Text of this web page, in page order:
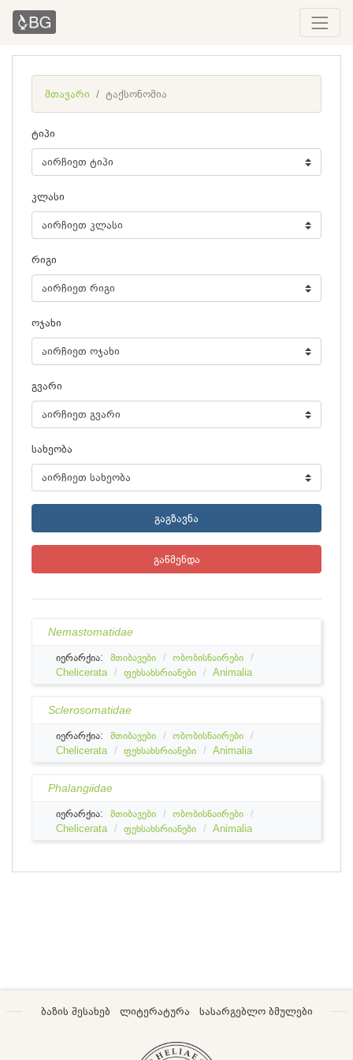
მთავარი ტაქსონომია
ტიპი
კლასი
რიგი
ოჯახი
გვარი
სახეობა
გაგზავნა
გაწმენდა
Nemastomatidae
იერარქია: მთიბავები
ობობისნაირები
Chelicerata
ფეხსახსრიანები Animalia
Sclerosomatidae
იერარქია: მთიბავები
ობობისნაირები
Chelicerata
ფეხსახსრიანები Animalia
Phalangiidae
იერარქია: მთიბავები
ობობისნაირები
Chelicerata
ფეხსახსრიანები Animalia
ბაზის შესახებ ლიტერატურა სასარგებლო ბმულები